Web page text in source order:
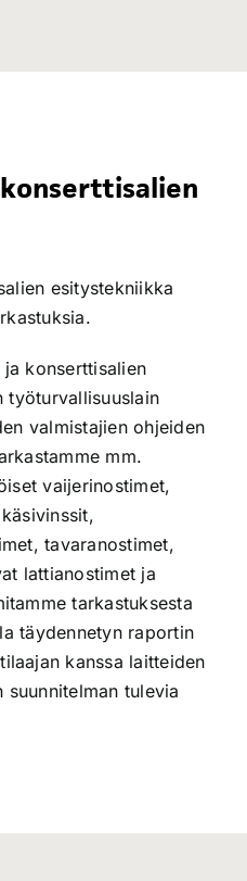
esitystekniikka
konserttisalien
työturvallisuuslain
valmistajien ohjeiden
mm.
vaijerinostimet,
tavaranostimet,
lattianostimet ja
tarkastuksesta
täydennetyn raportin
kanssa laitteiden
tulevia